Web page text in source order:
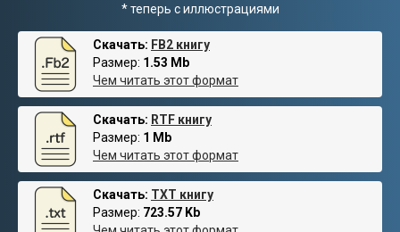
* теперь с иллюстрациями
Скачать: FB2 книгу
Размер: 1.53 Mb
Чем читать этот формат
Скачать: RTF книгу
Размер: 1 Mb
Чем читать этот формат
Скачать: TXT книгу
Размер: 723.57 Kb